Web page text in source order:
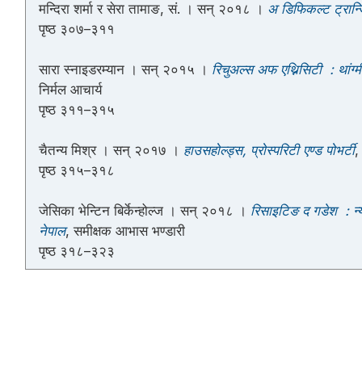
मन्दिरा शर्मा र सेरा तामाङ, सं. । सन् २०१८ । अ डिफिकल्ट
पृष्ठ ३०७–३११
सारा स्नाइडरम्यान । सन् २०१५ । रिचुअल्स अफ एथ्निसिटी :
निर्मल आचार्य
पृष्ठ ३११–३१५
चैतन्य मिश्र । सन् २०१७ । हाउसहोल्ड्स, प्रोस्परिटी एण्ड पोभर्टी,
पृष्ठ ३१५–३१८
जेसिका भेन्टिन बिर्केन्होल्ज । सन् २०१८ । रिसाइटिङ द गडेश :
नेपाल, समीक्षक आभास भण्डारी
पृष्ठ ३१८–३२३